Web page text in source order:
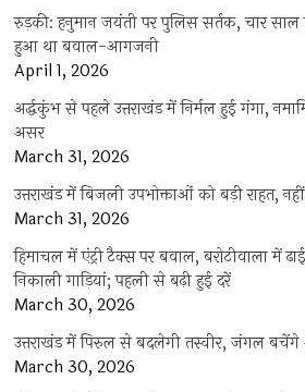
रुड़की: हनुमान जयंती पर पुलिस सर्तक, चार साल
हुआ था बवाल-आगजनी
April 1, 2026
अर्द्धकुंभ से पहले उत्तराखंड में निर्मल हुई गंगा,
असर
March 31, 2026
उत्तराखंड में बिजली उपभोक्ताओं को बड़ी राहत,
March 31, 2026
हिमाचल में एंट्री टैक्स पर बवाल, बरोटीवाला में
निकाली गाड़ियां; पहली से बढ़ी हुई दरें
March 30, 2026
उत्तराखंड में पिरुल से बदलेगी तस्वीर, जंगल
March 30, 2026